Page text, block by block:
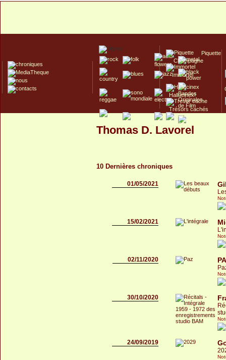
Piquette
Champagne
Immortel
Hallucinex!
Trésors cachés
Culte/Collector
Thomas D. Lavorel
10 Dernières chroniques
01/05/2021
15/02/2021
02/11/2020
30/10/2020
24/09/2019